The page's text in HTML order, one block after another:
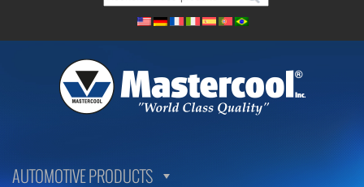
AUTOMOTIVE PRODUCTS